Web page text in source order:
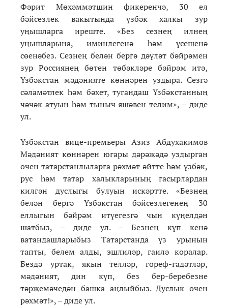
Фәрит Мөхәммәтшин фикеренчә, 30 ел
бәйсезлек вакытында үзбәк халкы зур
уңышларга иреште. «Без сезнең илнең
уңышларына, иминлегенә һәм үсешенә
сөенәбез. Сезнең белән бергә дәүләт бәйрәмен
зур Россиянең бөтен төбәкләре бәйрәм итә,
Үзбәкстан мәдәнияте көннәрен уздыра. Сезгә
сәламәтлек һәм бәхет, тугандаш Үзбәкстанның
чәчәк атуын һәм тыныч яшәвен телим», – диде
ул.
Үзбәкстан вице-премьеры Азиз Абдухакимов
Мәдәният көннәрен югары дәрәҗәдә уздырган
өчен татарстанлыларга рәхмәт әйтте һәм үзбәк,
рус һәм татар халыкларының гасырлардан
килгән дуслыгы булуын искәртте. «Безнең
белән бергә Үзбәкстан бәйсезлегенең 30
еллыгын бәйрәм итүегезгә чын күңелдән
шатбыз, – диде ул. – Безнең күп кенә
ватандашларыбыз Татарстанда үз урынын
тапты, белем алды, эшлиләр, гаилә коралар.
Бездә уртак, якын телләр, гореф-гадәтләр,
мәдәният, дин күп, без бер-беребезне
тәрҗемәчедән башка аңлыйбыз. Дуслык өчен
рәхмәт!», – диде ул.